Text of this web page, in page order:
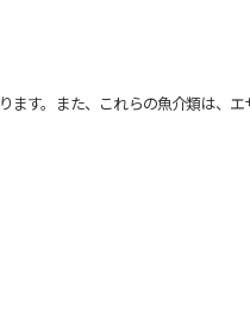
す。また、これらの魚介類は、エ